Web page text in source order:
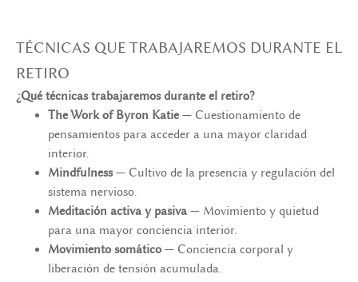
TÉCNICAS QUE TRABAJAREMOS DURANTE EL
RETIRO
¿Qué técnicas trabajaremos durante el retiro?
The Work of Byron Katie— Cuestionamiento de
pensamientos para acceder a una mayor claridad
interior.
Mindfulness— Cultivo de la presencia y regulación del
sistema nervioso.
Meditación activa y pasiva — Movimiento y quietud
para una mayor conciencia interior.
Movimiento somático — Conciencia corporal y
liberación de tensión acumulada.